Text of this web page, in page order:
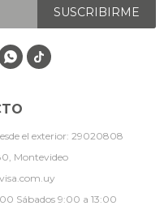
el exterior: 29020808
Montevideo
Sábados 9:00 a 13:00
SUSCRIBIRME
